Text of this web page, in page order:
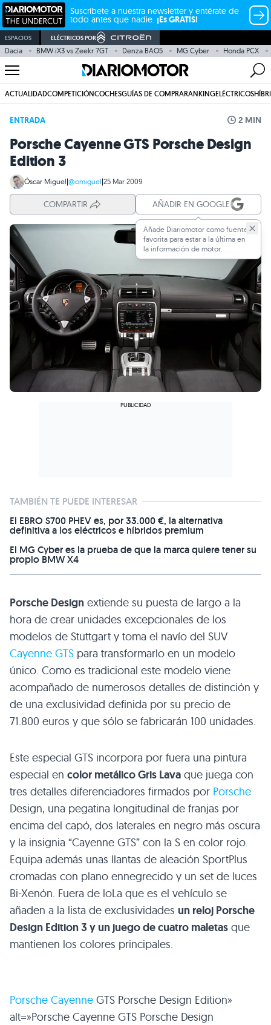
Suscríbete a nuestra newsletter y entérate de
todo antes que nadie. ¡Es GRATIS!
ESPACIOS ELÉCTRICOS POR
Dacia BMW iX3 vs Zeekr 7GT Denza BAO5 MG Cyber Honda PCX
ACTUALIDADCOMPETICIÓNCOCHESGUÍAS DE COMPRARANKINGELÉCTRICOS
ENTRADA 2 MIN
Porsche Cayenne GTS Porsche Design
Edition 3
Óscar Miguel|@omiguel|25 Mar 2009
COMPARTIR AÑADIR EN GOOGLE
Añade Diariomotor como fuente
favorita para estar a la última en
la información de motor.
TAMBIÉN TE PUEDE INTERESAR
El EBRO S700 PHEV es, por 33.000 €, la alternativa
definitiva a los eléctricos e híbridos premium
El MG Cyber es la prueba de que la marca quiere tener su
propio BMW X4
Porsche Design extiende su puesta de largo a la
hora de crear unidades excepcionales de los
modelos de Stuttgart y toma el navío del SUV
Cayenne GTS para transformarlo en un modelo
único. Como es tradicional este modelo viene
acompañado de numerosos detalles de distinción y
de una exclusividad definida por su precio de
71.800 euros y que sólo se fabricarán 100 unidades.
Este especial GTS incorpora por fuera una pintura
especial en color metálico Gris Lava que juega con
tres detalles diferenciadores firmados por Porsche
Design, una pegatina longitudinal de franjas por
encima del capó, dos laterales en negro más oscura
y la insignia “Cayenne GTS” con la S en color rojo.
Equipa además unas llantas de aleación SportPlus
cromadas con plano ennegrecido y un set de luces
Bi-Xenón. Fuera de loLa que es el vehículo se
añaden a la lista de exclusividades un reloj Porsche
Design Edition 3 y un juego de cuatro maletas que
mantienen los colores principales.
Porsche Cayenne GTS Porsche Design Edition»
alt=»Porsche Cayenne GTS Porsche Design